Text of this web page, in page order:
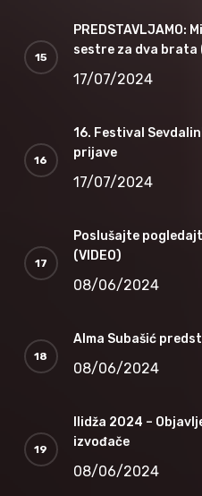
PREDSTAVLJAMO:
sestre za dva brata
17/07/2024
16. Festival
prijave
17/07/2024
Poslušajte
(VIDEO)
08/06/2024
Alma Subašić
08/06/2024
Ilidža 2024 –
izvođače
08/06/2024